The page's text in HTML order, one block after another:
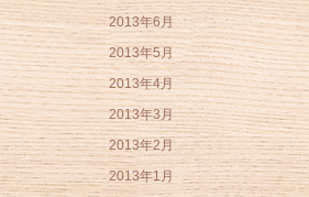
2013年6月
2013年5月
2013年4月
2013年3月
2013年2月
2013年1月